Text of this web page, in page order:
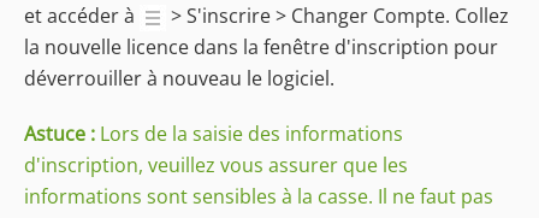
et accéder à
> S'inscrire > Changer Compte. Collez
la nouvelle licence dans la fenêtre d'inscription pour
déverrouiller à nouveau le logiciel.
Astuce : Lors de la saisie des informations
d'inscription, veuillez vous assurer que les
informations sont sensibles à la casse. Il ne faut pas